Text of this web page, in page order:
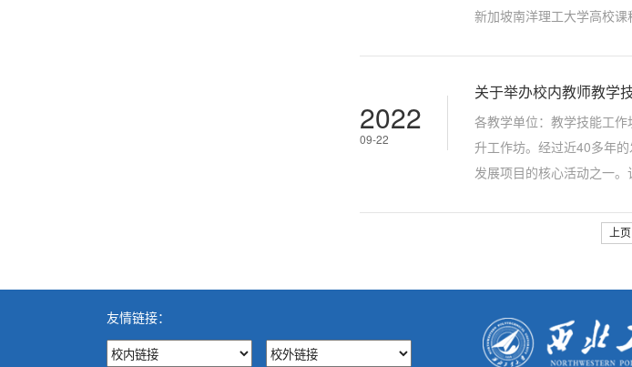
新加坡南洋理工大学高校
2022
09-22
关于举办校内教师教学
各教学单位：教学技能工
升工作坊。经过近40多年
发展项目的核心活动之一
上页
友情链接：